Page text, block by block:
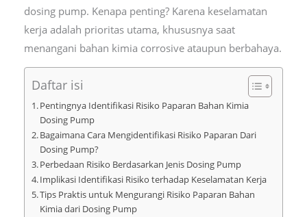
dosing pump. Kenapa penting? Karena keselamatan
kerja adalah prioritas utama, khususnya saat
menangani bahan kimia corrosive ataupun berbahaya.
Daftar isi
Pentingnya Identifikasi Risiko Paparan Bahan Kimia
Dosing Pump
Bagaimana Cara Mengidentifikasi Risiko Paparan Dari
Dosing Pump?
Perbedaan Risiko Berdasarkan Jenis Dosing Pump
Implikasi Identifikasi Risiko terhadap Keselamatan Kerja
Tips Praktis untuk Mengurangi Risiko Paparan Bahan
Kimia dari Dosing Pump